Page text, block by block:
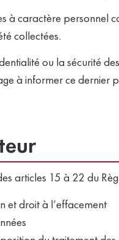
à caractère personnel
collectées.
ou la sécurité
à informer ce dernier
articles 15 à 22 du
et droit à l’effacement